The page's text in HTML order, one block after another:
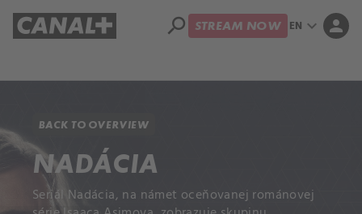
search STREAM NOW EN expand_more person
BACK TO OVERVIEW
NADÁCIA
Seriál Nadácia, na námet oceňovanej románovej